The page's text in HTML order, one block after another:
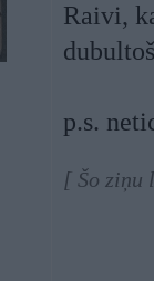
Raivi,
p.s.
[ Šo ziņu